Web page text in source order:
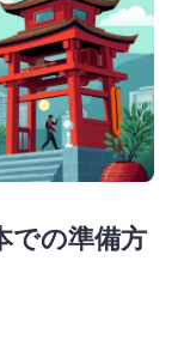
での準備方